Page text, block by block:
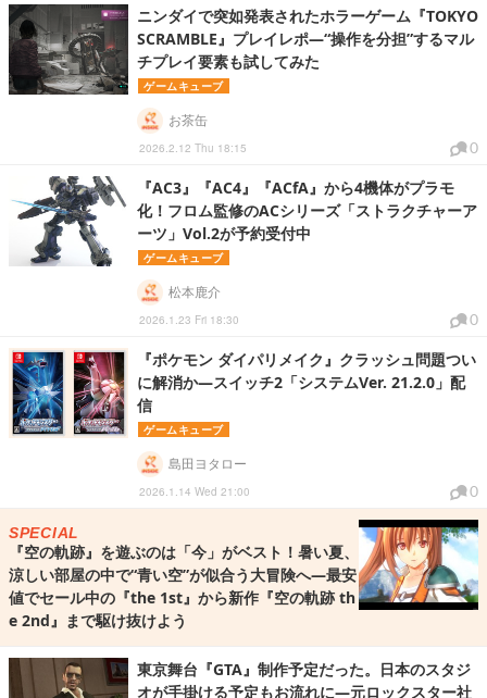
ニンダイで突如発表されたホラーゲーム『TOKYO
SCRAMBLE』プレイレポ―“操作を分担”するマル
チプレイ要素も試してみた
ゲームキューブ
2026.2.12 Thu 18:15
お茶缶
0
『AC3』『AC4』『ACfA』から4機体がプラモ
化！フロム監修のACシリーズ「ストラクチャーア
ーツ」Vol.2が予約受付中
ゲームキューブ
2026.1.23 Fri 18:30
松本鹿介
0
『ポケモン ダイパリメイク』クラッシュ問題つい
に解消か―スイッチ2「システムVer. 21.2.0」配
信
ゲームキューブ
2026.1.14 Wed 21:00
島田ヨタロー
0
SPECIAL
『空の軌跡』を遊ぶのは「今」がベスト！暑い夏、
涼しい部屋の中で“青い空”が似合う大冒険へ―最安
値でセール中の『the 1st』から新作『空の軌跡 th
e 2nd』まで駆け抜けよう
東京舞台『GTA』制作予定だった。日本のスタジ
オが手掛ける予定もお流れに―元ロックスター社